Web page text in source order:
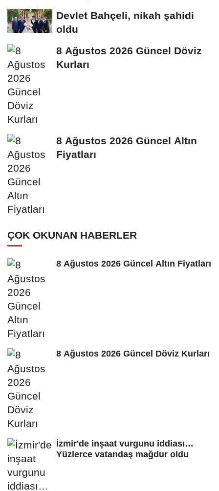
Devlet Bahçeli, nikah şahidi
oldu
8 Ağustos 2026 Güncel Döviz
Kurları
8 Ağustos 2026 Güncel Altın
Fiyatları
ÇOK OKUNAN HABERLER
8 Ağustos 2026 Güncel Altın Fiyatları
8 Ağustos 2026 Güncel Döviz Kurları
İzmir'de inşaat vurgunu iddiası…
Yüzlerce vatandaş mağdur oldu